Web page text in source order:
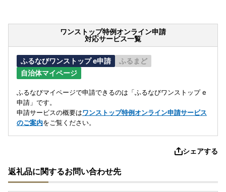
ワンストップ特例オンライン申請
対応サービス一覧
ふるなびワンストップ e申請
ふるまど
自治体マイページ
ふるなびマイページで申請できるのは「ふるなびワンストップ e
申請」です。
申請サービスの概要はワンストップ特例オンライン申請サービス
のご案内をご覧ください。
シェアする
返礼品に関するお問い合わせ先